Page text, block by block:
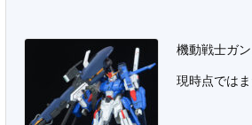
機動戦士ガ
現時点では